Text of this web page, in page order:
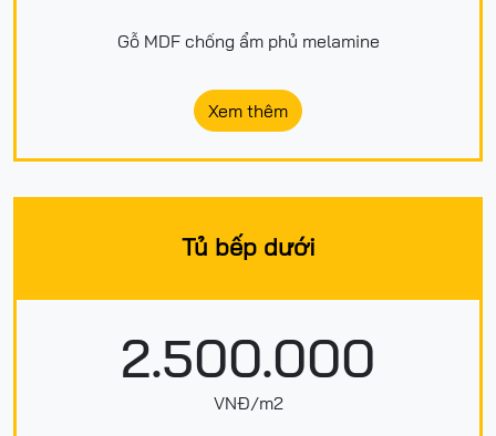
Gỗ MDF chống ẩm phủ melamine
Xem thêm
Tủ bếp dưới
2.500.000
VNĐ/m2